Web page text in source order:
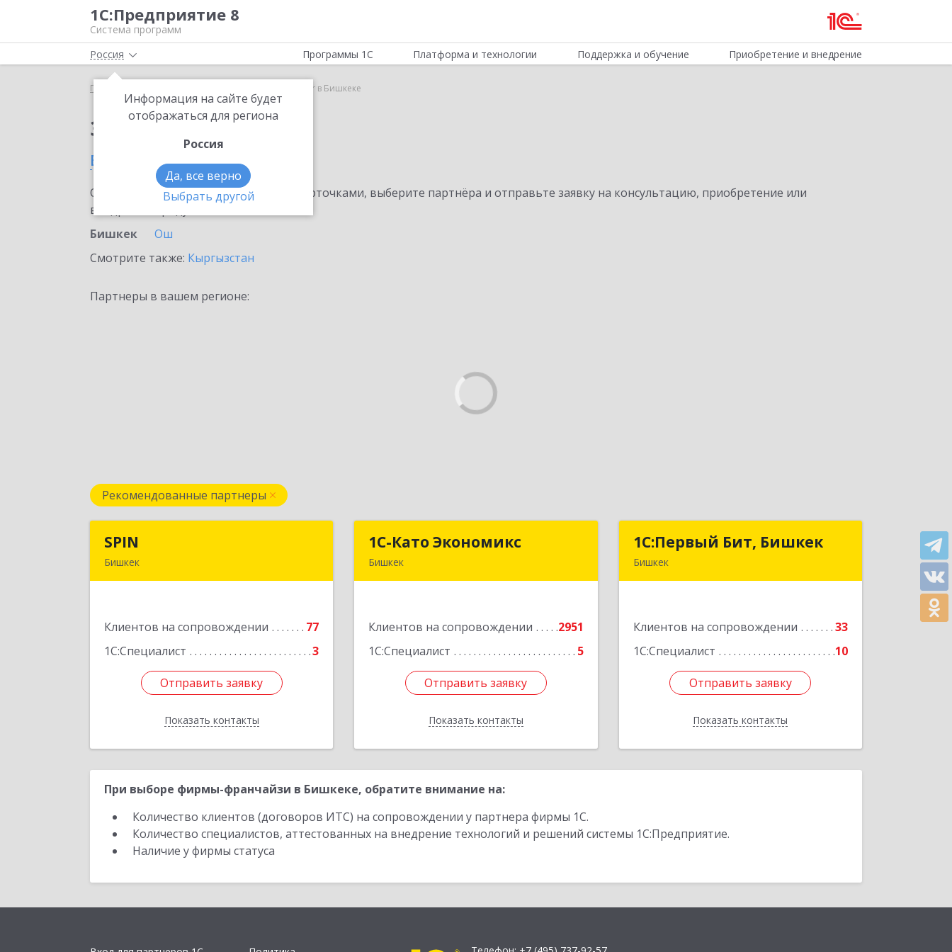
1С:Предприятие 8
Система программ
Россия
Информация на сайте будет
отображаться для региона
Россия
Да, все верно
Выбрать другой
Программы 1С Платформа и технологии Поддержка и обучение Приобретение и внедрение
Главная SellMonitor в Бишкеке
Заказать SellMonitor
в Бишкеке
Ознакомьтесь с информационными карточками, выберите партнёра и отправьте заявку на консультацию, приобретение или
внедрение продукта.
Бишкек
Ош
Смотрите также: Кыргызстан
Партнеры в вашем регионе:
Рекомендованные партнеры
SPIN
Бишкек
Клиентов на сопровождении
77
1С:Специалист
3
Отправить заявку
Показать контакты
Подробнее
Отправить заявку
Назад
1С-Като Экономикс
Бишкек
Клиентов на сопровождении
2951
1С:Специалист
5
Отправить заявку
Показать контакты
1С-Като Экономикс
Подробнее
Отправить заявку
Назад
1С:Первый Бит, Бишкек
Бишкек
Клиентов на сопровождении
33
1С:Специалист
10
Отправить заявку
Показать контакты
1С:Первый Бит, Бишкек
Подробнее
Отправить заявку
Назад
При выборе фирмы-франчайзи в Бишкеке, обратите внимание на:
Количество клиентов (договоров ИТС) на сопровождении у партнера фирмы 1С.
Количество специалистов, аттестованных на внедрение технологий и решений системы 1С:Предприятие.
Наличие у фирмы статуса